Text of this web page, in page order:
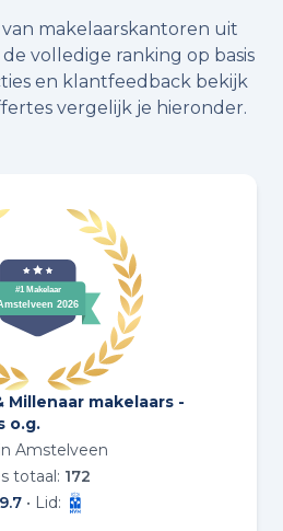
makelaarskantoren uit
volledige ranking op basis
en klantfeedback bekijk
vergelijk je hieronder.
Millenaar makelaars -
o.g.
Amstelveen
totaal: 172
9.7 • Lid: